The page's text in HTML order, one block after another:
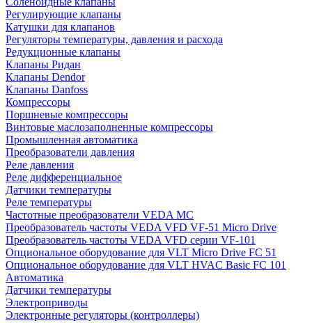
Регулирующие клапаны
Катушки для клапанов
Регуляторы температуры, давления и расхода
Редукционные клапаны
Клапаны Ридан
Клапаны Dendor
Клапаны Danfoss
Компрессоры
Поршневые компрессоры
Винтовые маслозаполненные компрессоры
Промышленная автоматика
Преобразователи давления
Реле давления
Реле дифференциальное
Датчики температуры
Реле температуры
Частотные преобразователи VEDA MC
Преобразователь частоты VEDA VFD VF-51 Micro Drive
Преобразователь частоты VEDA VFD серии VF-101
Опциональное оборудование для VLT Micro Drive FC 51
Опциональное оборудование для VLT HVAC Basic FC 101
Автоматика
Датчики температуры
Электроприводы
Электронные регуляторы (контроллеры)